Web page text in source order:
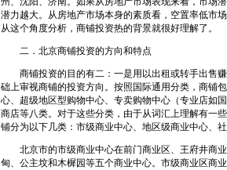
潜力越大。从房地产市场本身的素质看，空置率低市
从这个角度分析，商铺投资热的背景就很好理解了。
二．北京商铺投资的方向和特点
商铺投资的目的有二：一是用以出租或转手出售赚
础上审视商铺的投资方向。按照国际通用分类，商铺
心、超级地区型购物中心、专卖购物中心（专业店如
商店等八类。对于这些分类，由于从词汇上理解有一
铺分为以下几类：市级商业中心、地区级商业中心、
北京市的市级商业中心在前门商业区、王府井商业
甸、公主坟和木樨园等五个商业中心。市级商业区商